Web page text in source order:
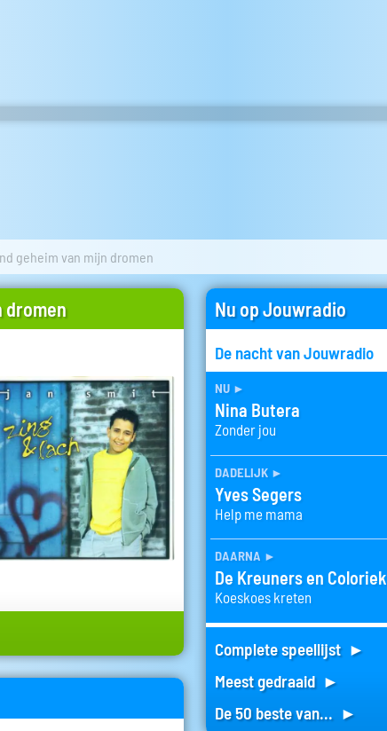
geheim van mijn dromen
dromen Nu op Jouwradio
De nacht van Jouwradio
nu ►
Nina Butera
Zonder jou
dadelijk ►
Yves Segers
Help me mama
daarna ►
De Kreuners en Coloriek
Koeskoes kreten
Complete speellijst ►
Meest gedraaid ►
De 50 beste van... ►